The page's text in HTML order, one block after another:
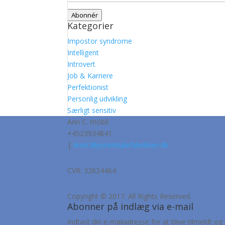
adresse
Abonnér
Kategorier
Impostor syndrome
Intelligent
Introvert
Job & Karriere
Perfektionist
Personlig udvikling
Særligt sensitiv
Ann C. mobil:
+4523934841
|AnnC@potentialefabrikken.dk
CVR: 32624464
Copyright © 2017. All Rights Reserved.
Abonner på indlæg via e-mail
Indtast din e-mailadresse for at blive tilmeldt